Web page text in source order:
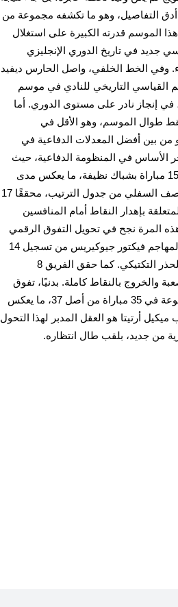
أدق التفاصيل، وهو ما تكشفه مجموعة من
الموسم قدرته الكبيرة على استغلال
رقم قياسي جديد في تاريخ الدوري الإنجليزي
. وفي الخط الخلفي، واصل الحارس ديفيد
شباكه في 19 مباراة، معادلًا الرقم القياسي التاريخي للنادي في موسم
في إنجاز نادر على مستوى الدوري. أما
بأفضل صورة ممكنة، حيث استقبل 26 هدفًا فقط طوال الموسم، وهو الأقل في
في المباراة الواحدة، وهو من بين أفضل المعدلات الدفاعية في
الأساس في المنظومة الدفاعية، حيث
حقق الفريق 17 انتصارًا في المباريات التي بدأ فيها الثنائي معًا، إلى جانب 15 مباراة بشباك نظيفة، ما يعكس مدى
وعلى مستوى النتائج، جمع أرسنال 53 نقطة أمام فرق النصف السفلي من جدول الترتيب، محققًا 17
المتعلقة بإهدار النقاط أمام المنافسين
لكنه هذه المرة نجح في تحويل التفوق الرقمي
ورغم الطابع الدفاعي الواضح، تمكن المهاجم فيكتور جيوكيريس من تسجيل 14
التكتيكي.
كما حقق الفريق 8
. بدنيًا، تفوق
الفريق اللندني بشكل واضح على منافسيه، حيث تفوق في المسافة المقطوعة في 35 مباراة من أصل 37، ما يعكس
أرتيتا هو العقل المدبر لهذا التحول
من جديد، بلقب طال انتظاره.